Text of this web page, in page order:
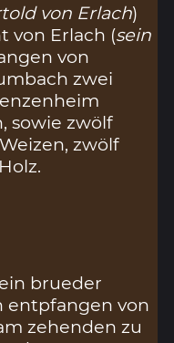
von Erlach)
von Erlach (sein
von
zwei
sowie zwölf
zwölf
brueder
entpfangen von
zehenden zu